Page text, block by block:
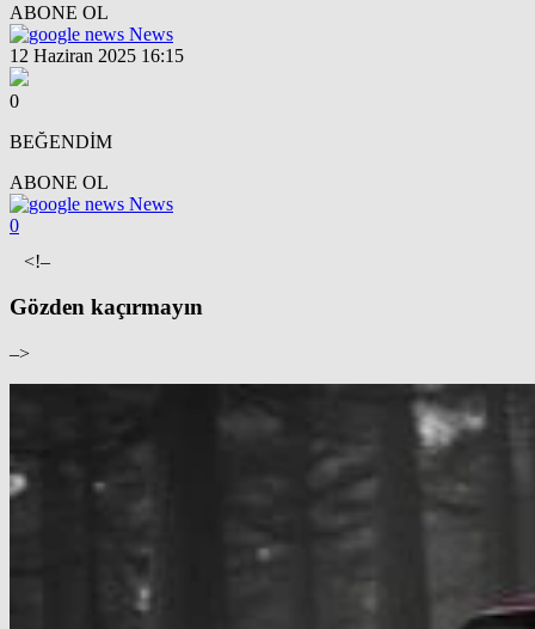
ABONE OL
News
12 Haziran 2025 16:15
0
BEĞENDİM
ABONE OL
News
0
<!–
Gözden kaçırmayın
–>